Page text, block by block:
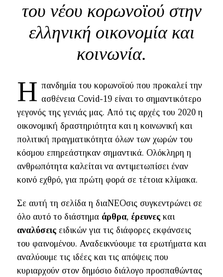
του νέου κορωνοϊού στην
ελληνική οικονομία και
κοινωνία.
Η πανδημία του κορωνοϊού που προκαλεί την
ασθένεια Covid-19 είναι το σημαντικότερο
γεγονός της γενιάς μας. Από τις αρχές του 2020 η
οικονομική δραστηριότητα και η κοινωνική και
πολιτική πραγματικότητα όλων των χωρών του
κόσμου επηρεάστηκαν σημαντικά. Ολόκληρη η
ανθρωπότητα καλείται να αντιμετωπίσει έναν
κοινό εχθρό, για πρώτη φορά σε τέτοια κλίμακα.
Σε αυτή τη σελίδα η διαΝΕΟσις συγκεντρώνει σε
όλο αυτό το διάστημα άρθρα, έρευνεςκαι
αναλύσειςειδικών για τις διάφορες εκφάνσεις
του φαινομένου. Αναδεικνύουμε τα ερωτήματα και
αναλύουμε τις ιδέες και τις απόψεις που
κυριαρχούν στον δημόσιο διάλογο προσπαθώντας